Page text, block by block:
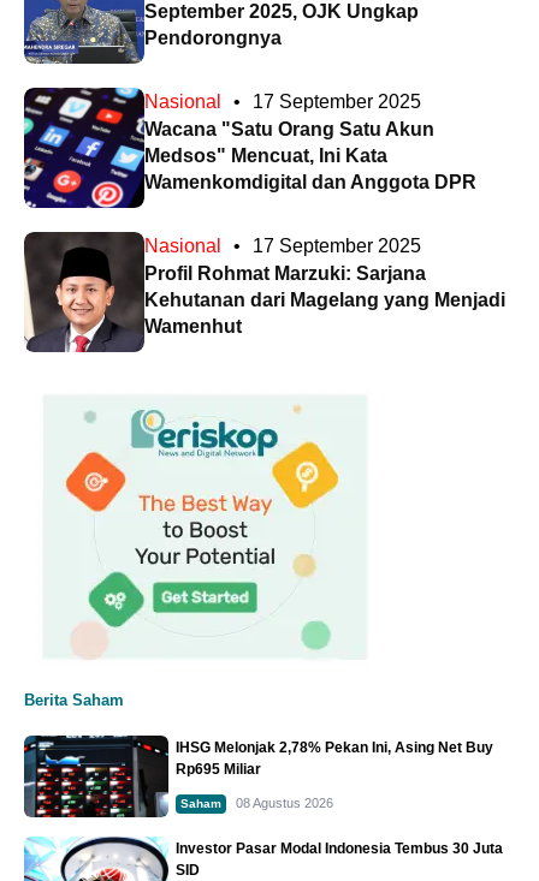
September 2025, OJK Ungkap
Pendorongnya
Nasional •
17 September 2025
Wacana "Satu Orang Satu Akun
Medsos" Mencuat, Ini Kata
Wamenkomdigital dan Anggota DPR
Nasional •
17 September 2025
Profil Rohmat Marzuki: Sarjana
Kehutanan dari Magelang yang Menjadi
Wamenhut
Berita Saham
IHSG Melonjak 2,78% Pekan Ini, Asing Net Buy
Rp695 Miliar
Saham 08 Agustus 2026
Investor Pasar Modal Indonesia Tembus 30 Juta
SID